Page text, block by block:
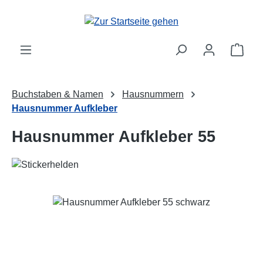
Zum Hauptinhalt springen
Buchstaben & Namen
Hausnummern
Hausnummer Aufkleber
Hausnummer Aufkleber 55
Bildergalerie überspringen